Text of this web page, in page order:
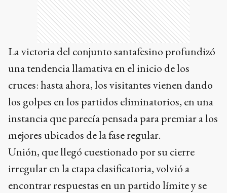
La victoria del conjunto santafesino profundizó
una tendencia llamativa en el inicio de los
cruces: hasta ahora, los visitantes vienen dando
los golpes en los partidos eliminatorios, en una
instancia que parecía pensada para premiar a los
mejores ubicados de la fase regular.
Unión, que llegó cuestionado por su cierre
irregular en la etapa clasificatoria, volvió a
encontrar respuestas en un partido límite y se